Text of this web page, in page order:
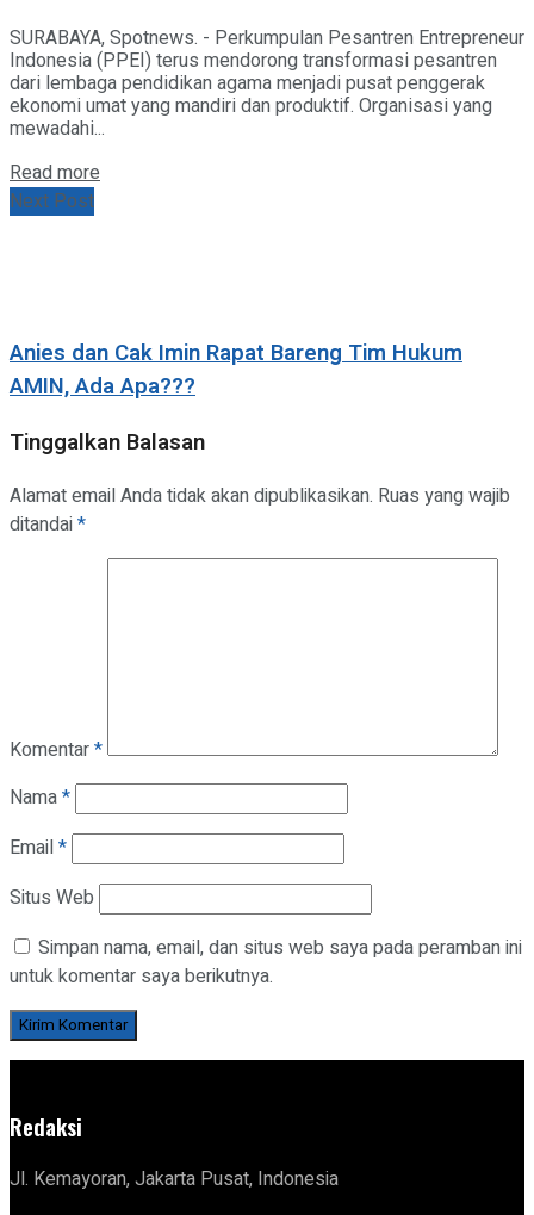
SURABAYA, Spotnews. - Perkumpulan Pesantren Entrepreneur
Indonesia (PPEI) terus mendorong transformasi pesantren
dari lembaga pendidikan agama menjadi pusat penggerak
ekonomi umat yang mandiri dan produktif. Organisasi yang
mewadahi...
Read more
Next Post
Anies dan Cak Imin Rapat Bareng Tim Hukum
AMIN, Ada Apa???
Tinggalkan Balasan
Alamat email Anda tidak akan dipublikasikan. Ruas yang wajib
ditandai*
Komentar*
Nama*
Email*
Situs Web
Simpan nama, email, dan situs web saya pada peramban ini
untuk komentar saya berikutnya.
Redaksi
Jl. Kemayoran, Jakarta Pusat, Indonesia